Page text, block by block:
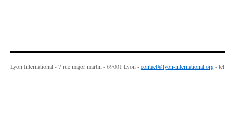
Lyon International - 7 rue major martin - 69001 Lyon -contact@lyon-international.org-